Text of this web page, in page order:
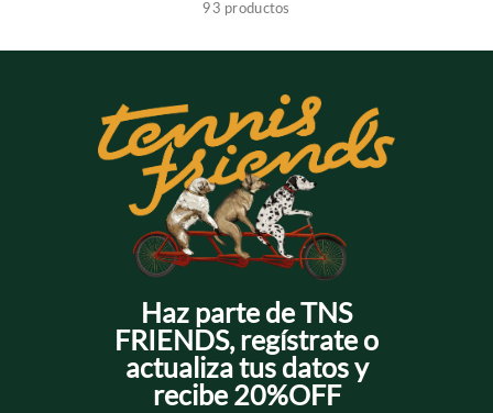
+ +
+
93 productos
Haz parte de TNS
FRIENDS, regístrate o
actualiza tus datos y
recibe 20%OFF